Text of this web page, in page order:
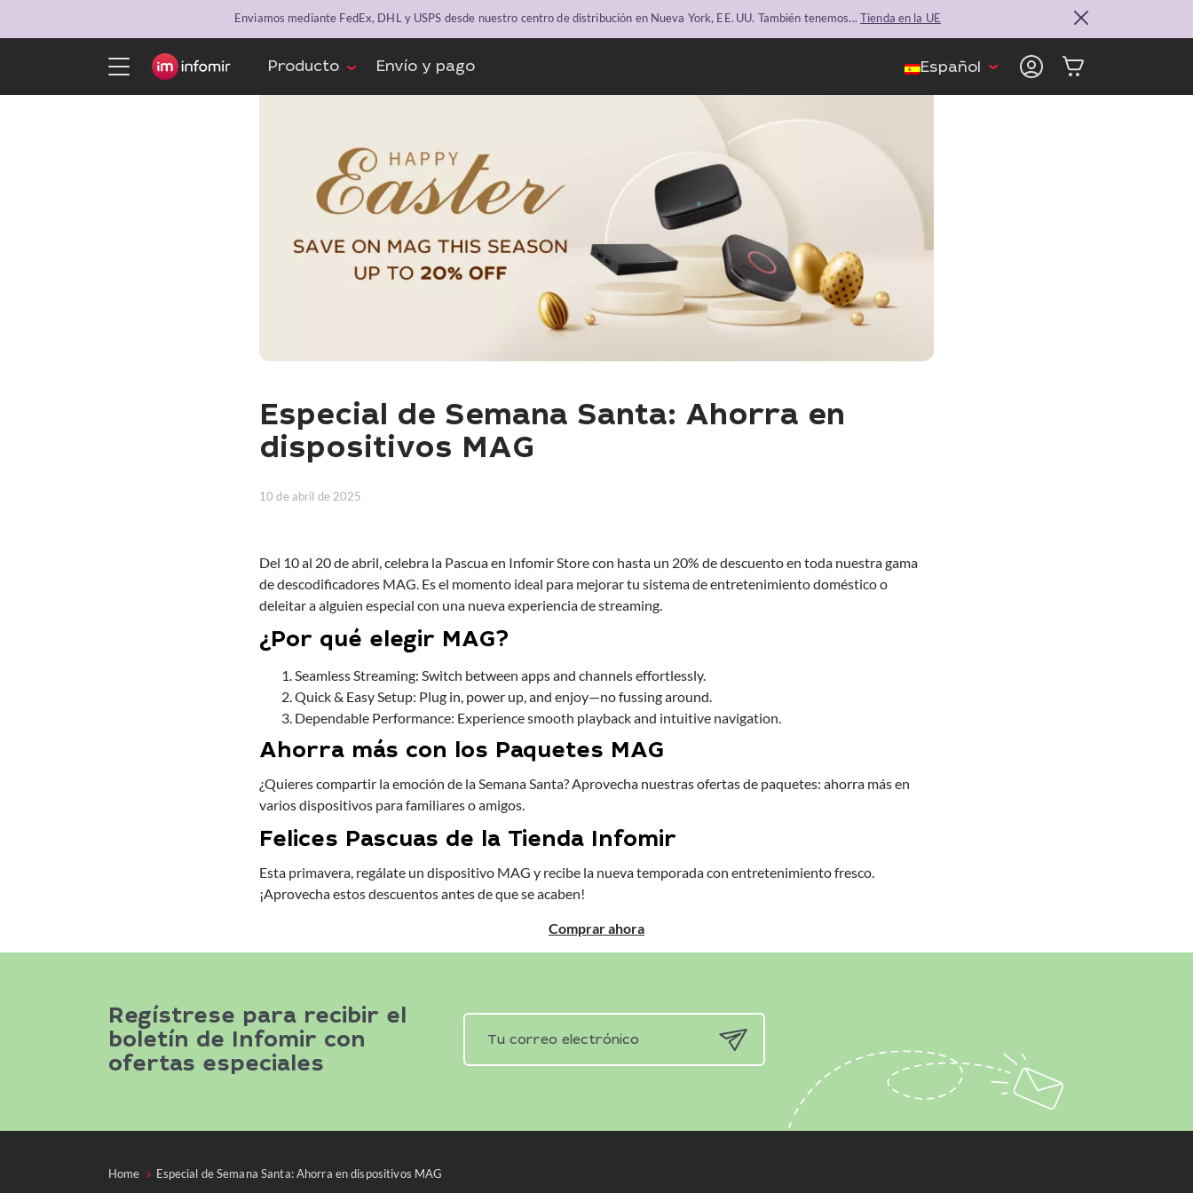
Enviamos mediante FedEx, DHL y USPS desde nuestro centro de distribución en Nueva York, EE. UU. También tenemos... Tienda en la UE
Producto Envío y pago Español
Especial de Semana Santa: Ahorra en
dispositivos MAG
10 de abril de 2025
Del 10 al 20 de abril, celebra la Pascua en Infomir Store con hasta un 20% de descuento en toda nuestra gama
de descodificadores MAG. Es el momento ideal para mejorar tu sistema de entretenimiento doméstico o
deleitar a alguien especial con una nueva experiencia de streaming.
¿Por qué elegir MAG?
Seamless Streaming: Switch between apps and channels effortlessly.
Quick & Easy Setup: Plug in, power up, and enjoy—no fussing around.
Dependable Performance: Experience smooth playback and intuitive navigation.
Ahorra más con los Paquetes MAG
¿Quieres compartir la emoción de la Semana Santa? Aprovecha nuestras ofertas de paquetes: ahorra más en
varios dispositivos para familiares o amigos.
Felices Pascuas de la Tienda Infomir
Esta primavera, regálate un dispositivo MAG y recibe la nueva temporada con entretenimiento fresco.
¡Aprovecha estos descuentos antes de que se acaben!
Comprar ahora
Regístrese para recibir el
boletín de Infomir con
ofertas especiales
Home Especial de Semana Santa: Ahorra en dispositivos MAG